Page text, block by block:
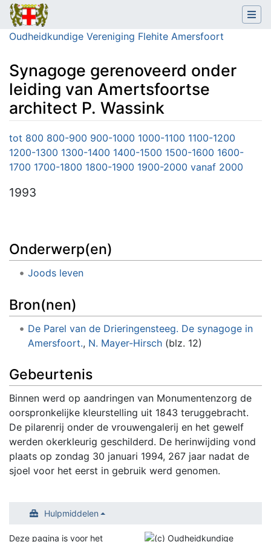
Oudheidkundige Vereniging Flehite Amersfoort
Synagoge gerenoveerd onder
leiding van Amertsfoortse
architect P. Wassink
Ga naar: navigatie ,zoeken
tot 800 800-900 900-1000 1000-1100 1100-1200
1200-1300 1300-1400 1400-1500 1500-1600 1600-
1700 1700-1800 1800-1900 1900-2000 vanaf 2000
1993
Onderwerp(en)
Joods leven
Bron(nen)
De Parel van de Drieringensteeg. De synagoge in
Amersfoort., N. Mayer-Hirsch(blz. 12)
Gebeurtenis
Binnen werd op aandringen van Monumentenzorg de
oorspronkelijke kleurstelling uit 1843 teruggebracht.
De pilarenrij onder de vrouwengalerij en het gewelf
werden okerkleurig geschilderd. De herinwijding vond
plaats op zondag 30 januari 1994, 267 jaar nadat de
sjoel voor het eerst in gebruik werd genomen.
Hulpmiddelen
Deze pagina is voor het